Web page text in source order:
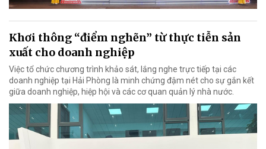
Khơi thông “điểm nghẽn” từ thực tiễn sản
xuất cho doanh nghiệp
Việc tổ chức chương trình khảo sát, lắng nghe trực tiếp tại các
doanh nghiệp tại Hải Phòng là minh chứng đậm nét cho sự gắn kết
giữa doanh nghiệp, hiệp hội và các cơ quan quản lý nhà nước.